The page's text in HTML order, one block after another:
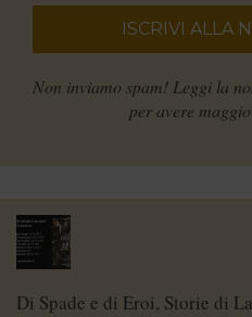
Non inviamo spam! Leggi la
per avere
Di Spade e di Eroi, Storie di